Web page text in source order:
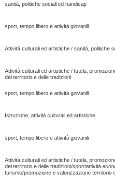
sanità, politiche sociali ed handicap
sport, tempo libero e attività giovanili
Attività culturali ed artistiche / sanità, politiche
Attività culturali ed artistiche / tutela,
del territorio e delle tradizioni
sport, tempo libero e attività giovanili
Istruzione, attività culturali ed artistiche
sport, tempo libero e attività giovanili
Attività culturali ed artistiche / tutela,
del territorio e delle tradizioni/sport/attività
turismo/promozione e valorizzazione territorio